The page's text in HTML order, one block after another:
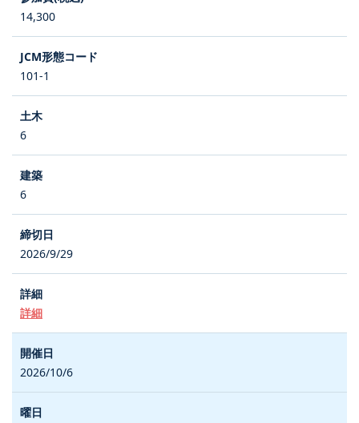
14,300
101-1
6
6
2026/9/29
詳細
2026/10/6